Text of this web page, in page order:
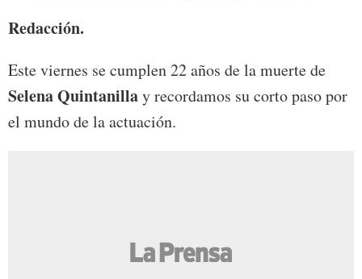
Redacción.
Este viernes se cumplen 22 años de la muerte de
Selena Quintanillay recordamos su corto paso por
el mundo de la actuación.